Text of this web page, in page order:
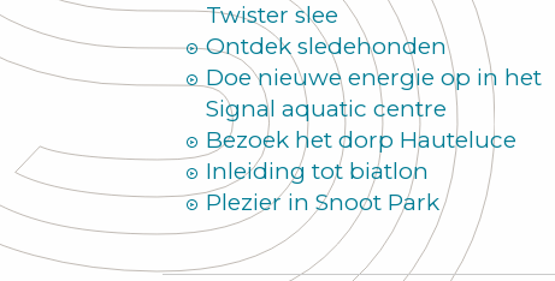
Twister slee
Ontdek sledehonden
Doe nieuwe energie op in het
Signal aquatic centre
Bezoek het dorp Hauteluce
Inleiding tot biatlon
Plezier in Snoot Park